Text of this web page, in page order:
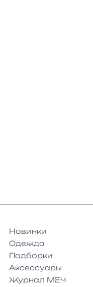
Новинки
Одежда
Подборки
Аксессуары
Журнал МЕЧ